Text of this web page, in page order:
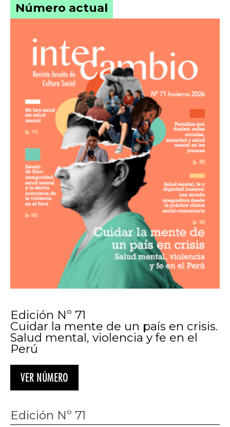
Número actual
Edición Nº 71
Cuidar la mente de un país en crisis.
Salud mental, violencia y fe en el
Perú
VER NÚMERO
Edición Nº 71